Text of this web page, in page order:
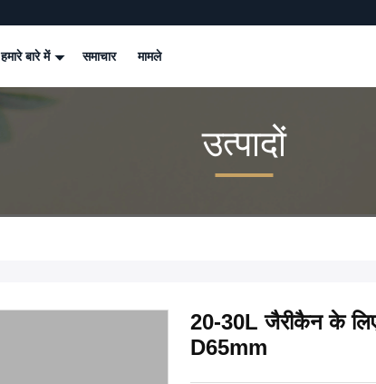
हमारे बारे में समाचार मामले
उत्पादों
20-30L जैरीकैन के
D65mm